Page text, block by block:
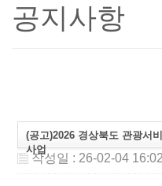
공지사항
(공고)2026 경상북도 관광서
사업
작성일 : 26-02-04 16:02